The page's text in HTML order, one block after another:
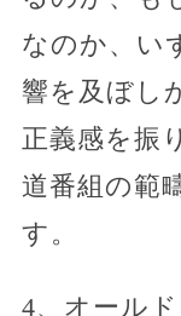
なのか、い
響を及ぼし
正義感を振
道番組の範
す。
4、オール